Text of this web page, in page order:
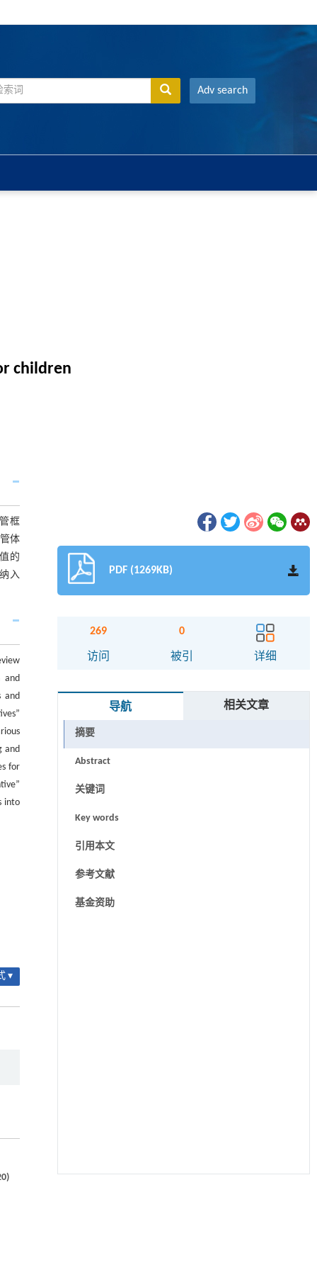
Adv search
children
框
体
的
入
and
and
and
for
into
▾
PDF (1269KB)
269
访问
0
被引 详细
导航 相关文章
摘要
Abstract
关键词
Key words
引用本文
参考文献
基金资助